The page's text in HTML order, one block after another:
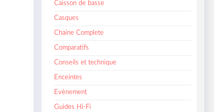
Caisson de basse
Casques
Chaine Complete
Comparatifs
Conseils et technique
Enceintes
Evènement
Guides Hi-Fi